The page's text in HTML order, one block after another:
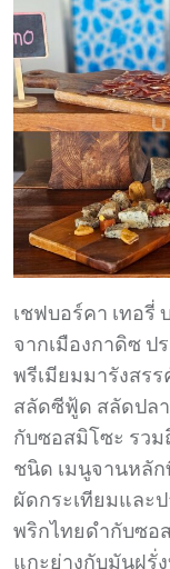
เชฟบอร์คา เทอรี่
จากเมืองกาดิซ ป
พรีเมียมมารังสร
สลัดซีฟู้ด สลัดปล
กับซอสมิโซะ รว
ชนิด เมนูจานหลัก
ผัดกระเทียมและ
พริกไทยดำกับซอ
แกะย่างกับมันฝรั่